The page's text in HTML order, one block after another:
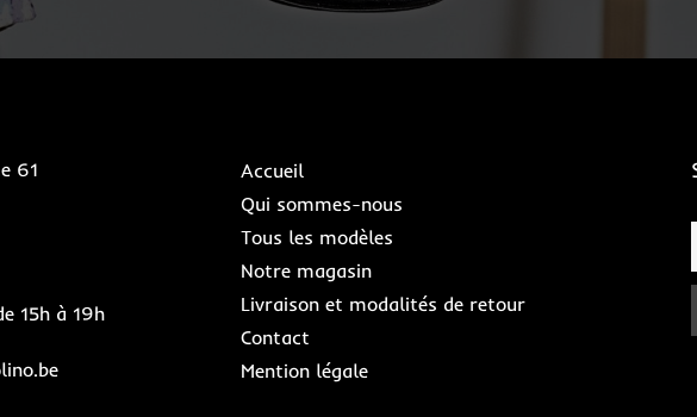
61
15h à 19h
Accueil
Qui sommes-nous
Tous les modèles
Notre magasin
Livraison et modalités de retour
Contact
Mention légale